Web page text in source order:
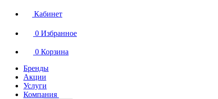
Кабинет
0 Избранное
0 Корзина
Бренды
Акции
Услуги
Компания